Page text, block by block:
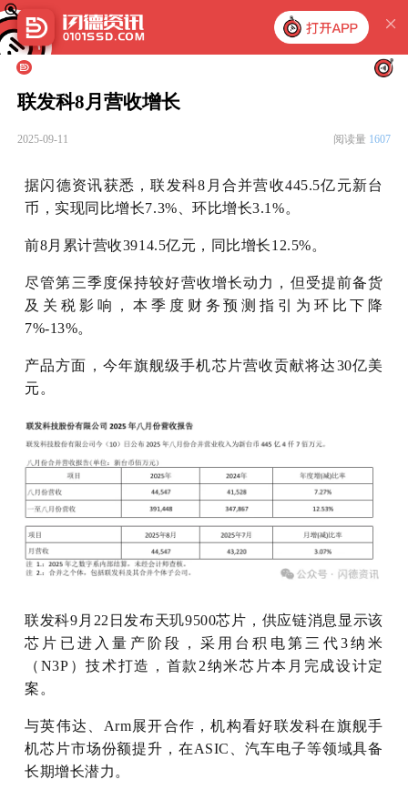
联发科8月营收增长
2025-09-11 阅读量 1607
据闪德资讯获悉，联发科8月合并营收445.5亿元新台
币，实现同比增长7.3%、环比增长3.1%。
前8月累计营收3914.5亿元，同比增长12.5%。
尽管第三季度保持较好营收增长动力，但受提前备货
及关税影响，本季度财务预测指引为环比下降
7%-13%。
产品方面，今年旗舰级手机芯片营收贡献将达30亿美
元。
联发科9月22日发布天玑9500芯片，供应链消息显示该
芯片已进入量产阶段，采用台积电第三代3纳米
（N3P）技术打造，首款2纳米芯片本月完成设计定
案。
与英伟达、Arm展开合作，机构看好联发科在旗舰手
机芯片市场份额提升，在ASIC、汽车电子等领域具备
长期增长潜力。